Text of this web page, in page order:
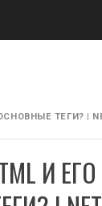
ТЕГИ? |
И ЕГО